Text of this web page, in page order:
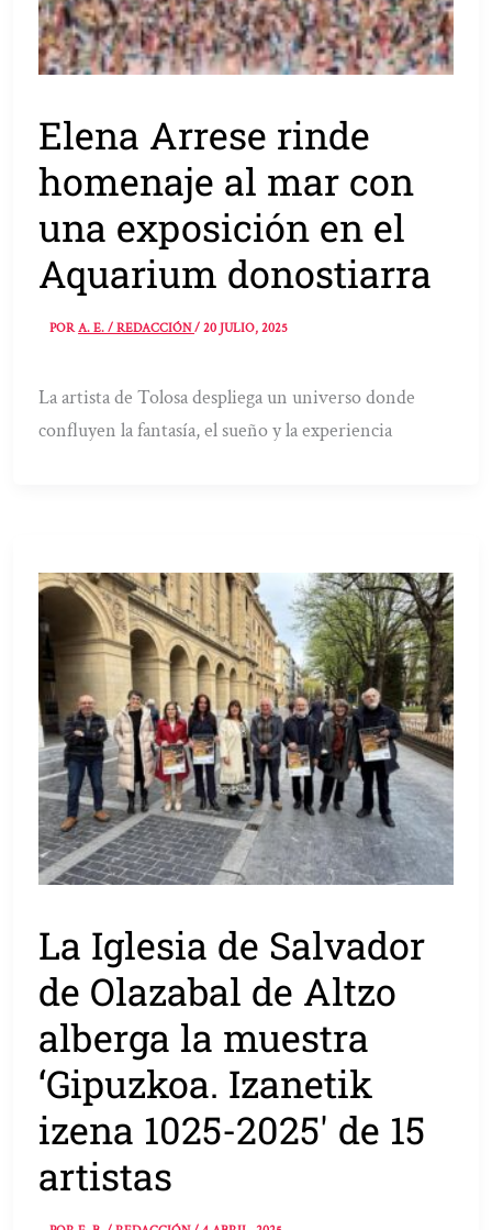
Elena Arrese rinde
homenaje al mar con
una exposición en el
Aquarium donostiarra
PORA. E. / REDACCIÓN/20 JULIO, 2025
La artista de Tolosa despliega un universo donde
confluyen la fantasía, el sueño y la experiencia
La Iglesia de Salvador
de Olazabal de Altzo
alberga la muestra
‘Gipuzkoa. Izanetik
izena 1025-2025′ de 15
artistas